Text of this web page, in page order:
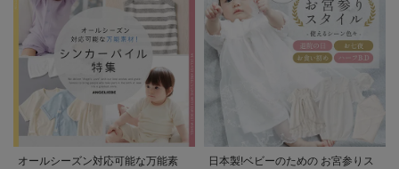
オールシーズン対応可能な万能素
日本製!ベビーのための お宮参りス